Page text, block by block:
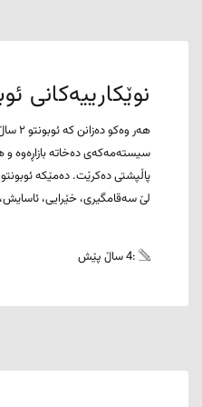
نوێکارییەکانی
هەر
پاڵپشتی دەکرێت. دەمێکە ئوبونتو
لێ سەقامگیری، خێرایی،
:4 ساڵ پێش